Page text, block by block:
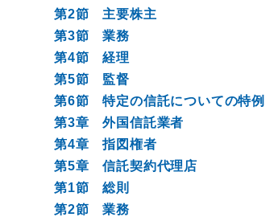
第2節 主要株主
第3節 業務
第4節 経理
第5節 監督
第6節 特定の信託についての特例
第3章 外国信託業者
第4章 指図権者
第5章 信託契約代理店
第1節 総則
第2節 業務